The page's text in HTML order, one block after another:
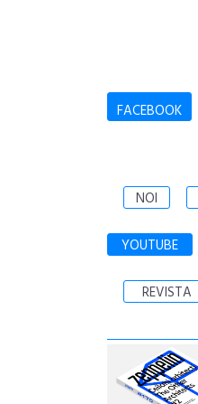
FACEBOOK
NOI
YOUTUBE
REVISTA